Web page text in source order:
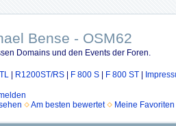
Bense - OSM62
Domains und den Events der Foren.
R1200ST/RS F 800 S F 800 ST
Am besten bewertet Meine Favoriten